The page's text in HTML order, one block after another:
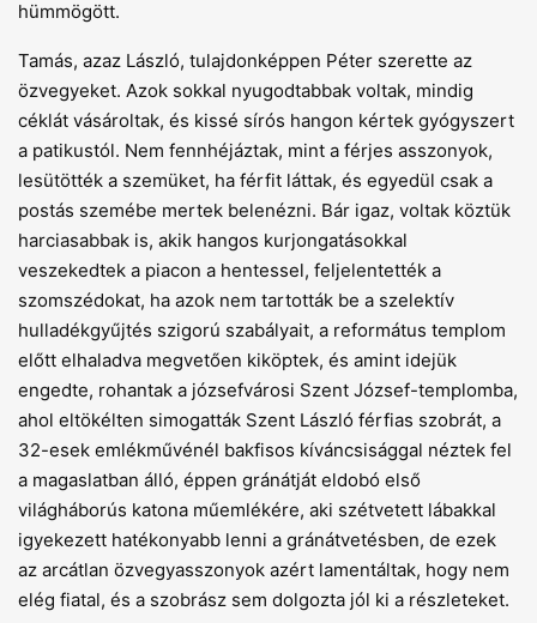
hümmögött.
Tamás, azaz László, tulajdonképpen Péter szerette az
özvegyeket. Azok sokkal nyugodtabbak voltak, mindig
céklát vásároltak, és kissé sírós hangon kértek gyógyszert
a patikustól. Nem fennhéjáztak, mint a férjes asszonyok,
lesütötték a szemüket, ha férfit láttak, és egyedül csak a
postás szemébe mertek belenézni. Bár igaz, voltak köztük
harciasabbak is, akik hangos kurjongatásokkal
veszekedtek a piacon a hentessel, feljelentették a
szomszédokat, ha azok nem tartották be a szelektív
hulladékgyűjtés szigorú szabályait, a református templom
előtt elhaladva megvetően kiköptek, és amint idejük
engedte, rohantak a józsefvárosi Szent József-templomba,
ahol eltökélten simogatták Szent László férfias szobrát, a
32-esek emlékművénél bakfisos kíváncsisággal néztek fel
a magaslatban álló, éppen gránátját eldobó első
világháborús katona műemlékére, aki szétvetett lábakkal
igyekezett hatékonyabb lenni a gránátvetésben, de ezek
az arcátlan özvegyasszonyok azért lamentáltak, hogy nem
elég fiatal, és a szobrász sem dolgozta jól ki a részleteket.